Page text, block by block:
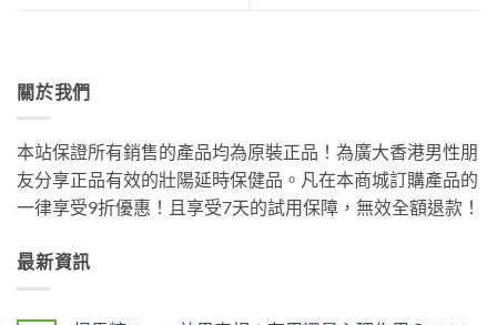
關於我們
本站保證所有銷售的產品均為原裝正品！為廣大香港男性朋
友分享正品有效的壯陽延時保健品。凡在本商城訂購產品的
一律享受9折優惠！且享受7天的試用保障，無效全額退款！
最新資訊